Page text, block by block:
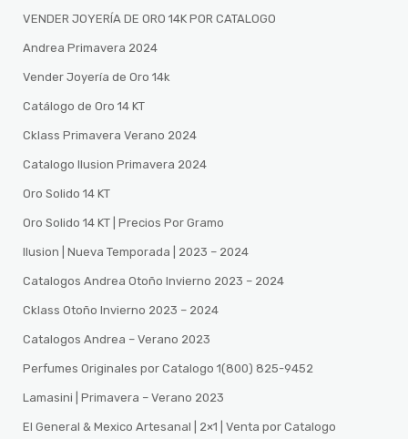
VENDER JOYERÍA DE ORO 14K POR CATALOGO
Andrea Primavera 2024
Vender Joyería de Oro 14k
Catálogo de Oro 14 KT
Cklass Primavera Verano 2024
Catalogo Ilusion Primavera 2024
Oro Solido 14 KT
Oro Solido 14 KT | Precios Por Gramo
Ilusion | Nueva Temporada | 2023 – 2024
Catalogos Andrea Otoño Invierno 2023 – 2024
Cklass Otoño Invierno 2023 – 2024
Catalogos Andrea – Verano 2023
Perfumes Originales por Catalogo 1(800) 825-9452
Lamasini | Primavera – Verano 2023
El General & Mexico Artesanal | 2×1 | Venta por Catalogo